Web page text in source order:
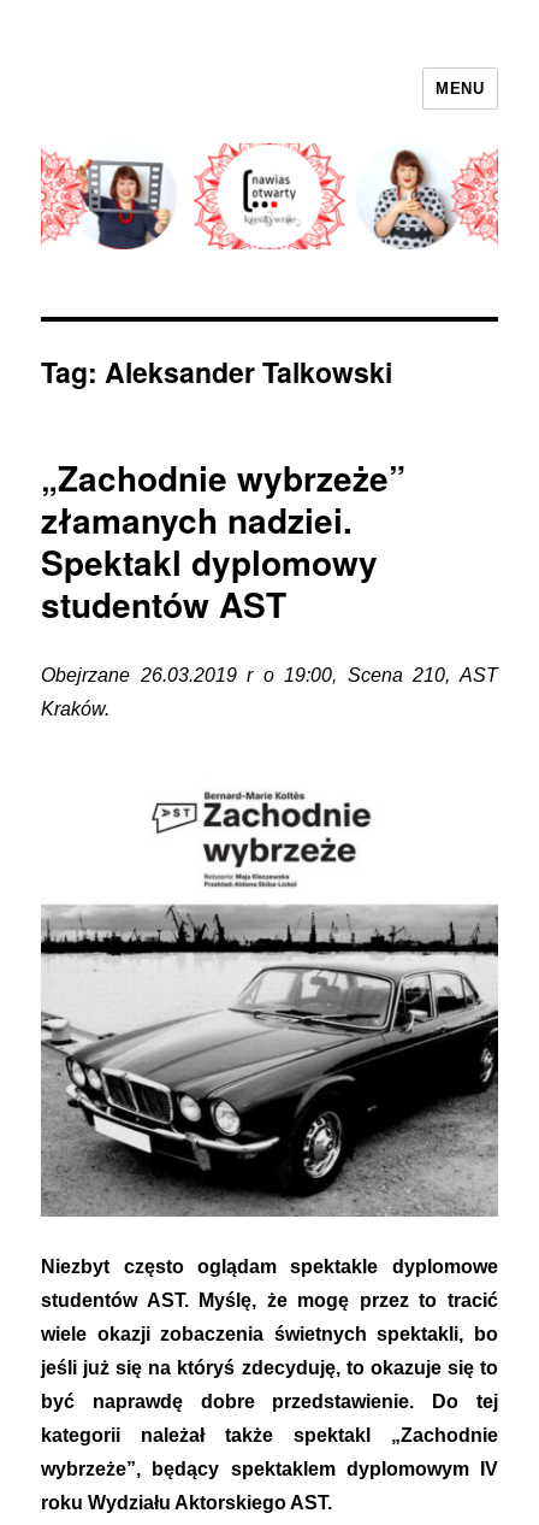
MENU
Tag:Aleksander Talkowski
„Zachodnie wybrzeże”
złamanych nadziei.
Spektakl dyplomowy
studentów AST
Obejrzane 26.03.2019 r o 19:00, Scena 210, AST
Kraków.
Niezbyt często oglądam spektakle dyplomowe
studentów AST. Myślę, że mogę przez to tracić
wiele okazji zobaczenia świetnych spektakli, bo
jeśli już się na któryś zdecyduję, to okazuje się to
być naprawdę dobre przedstawienie. Do tej
kategorii należał także spektakl „Zachodnie
wybrzeże”, będący spektaklem dyplomowym IV
roku Wydziału Aktorskiego AST.